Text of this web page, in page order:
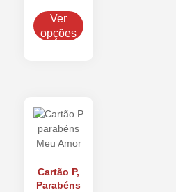
Ver
opções
Cartão P,
Parabéns